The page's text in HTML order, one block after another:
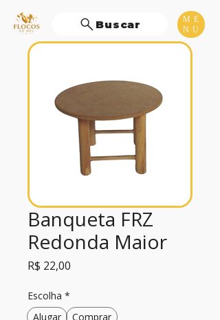
ME
NU
Buscar
Banqueta FRZ
Redonda Maior
R$ 22,00
Escolha *
Alugar
Comprar